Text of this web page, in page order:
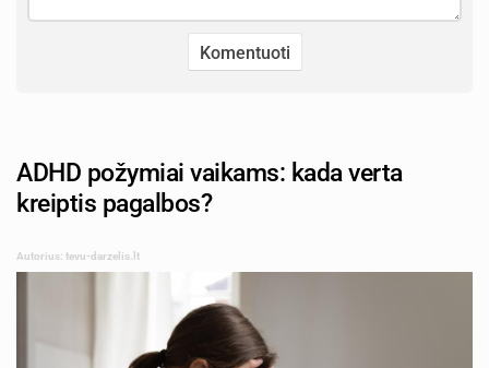
ADHD požymiai vaikams: kada verta
kreiptis pagalbos?
Autorius: tevu-darzelis.lt